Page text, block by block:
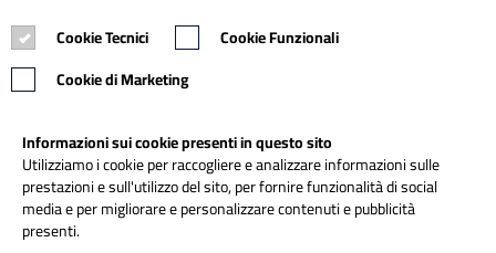
Tel.: 0865.904373
Email:info@italiapulitasrl.it
Cookie Tecnici
Cookie Funzionali
Cookie di Marketing
Informazioni sui cookie presenti in questo sito
Utilizziamo i cookie per raccogliere e analizzare informazioni sulle
prestazioni e sull'utilizzo del sito, per fornire funzionalità di social
media e per migliorare e personalizzare contenuti e pubblicità
presenti.
Cookie Tecnici
Cookie Funzionali
Cookie di Marketing
Informazioni sui cookie presenti in questo sito
Utilizziamo i cookie per raccogliere e analizzare informazioni sulle
prestazioni e sull'utilizzo del sito, per fornire funzionalità di social
media e per migliorare e personalizzare contenuti e pubblicità
presenti.